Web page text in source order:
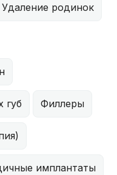
Удаление родинок
губ Филлеры
имплантаты